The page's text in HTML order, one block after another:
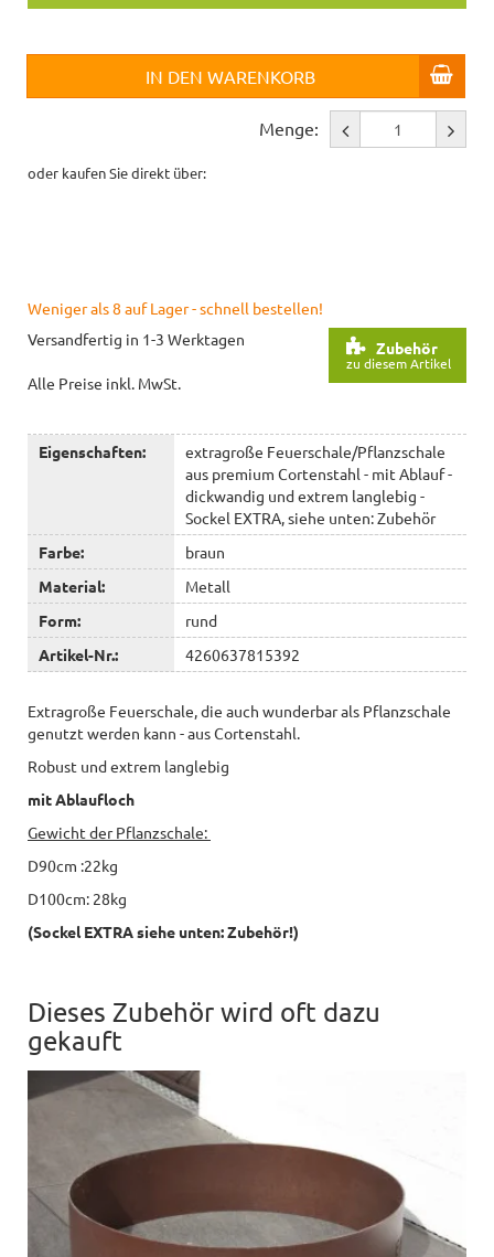
IN DEN WARENKORB
Menge:
oder kaufen Sie direkt über:
Weniger als 8 auf Lager - schnell bestellen!
Zubehör
zu diesem Artikel
Versandfertig in 1-3 Werktagen
Alle Preise inkl. MwSt.
Eigenschaften:
extragroße Feuerschale/Pflanzschale
aus premium Cortenstahl - mit Ablauf -
dickwandig und extrem langlebig -
Sockel EXTRA, siehe unten: Zubehör
Farbe:
braun
Material:
Metall
Form:
rund
Artikel-Nr.:
4260637815392
Extragroße Feuerschale, die auch wunderbar als Pflanzschale
genutzt werden kann - aus Cortenstahl.
Robust und extrem langlebig
mit Ablaufloch
Gewicht der Pflanzschale:
D90cm :22kg
D100cm: 28kg
(Sockel EXTRA siehe unten: Zubehör!)
Dieses Zubehör wird oft dazu
gekauft